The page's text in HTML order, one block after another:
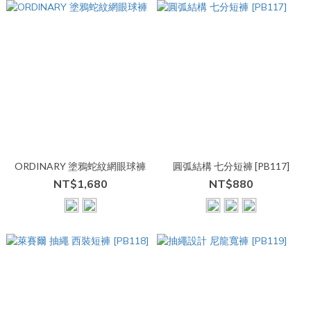
ORDINARY 塗鴉蛇紋網眼球褲
NT$1,680
圓弧結構 七分短褲 [PB117]
NT$880